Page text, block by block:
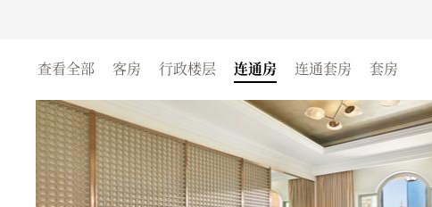
查看全部 客房 行政楼层 连通房 连通套房 套房